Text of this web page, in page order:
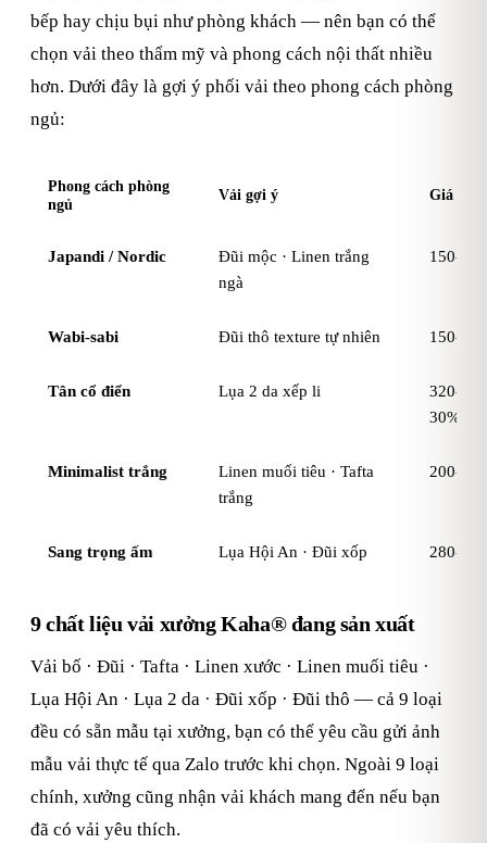
bếp hay chịu bụi như phòng khách — nên bạn có thể
chọn vải theo thẩm mỹ và phong cách nội thất nhiều
hơn. Dưới đây là gợi ý phối vải theo phong cách phòng
ngủ:
Phong cách phòng
ngủ
Vải gợi ý Giá
Japandi / Nordic
Đũi mộc · Linen trắng
ngà
150-
Wabi-sabi Đũi thô texture tự nhiên 150-
Tân cổ điển Lụa 2 da xếp li
320-
30%)
Minimalist trắng
Linen muối tiêu · Tafta
trắng
200-
Sang trọng ấm Lụa Hội An · Đũi xốp 280-
9 chất liệu vải xưởng Kaha® đang sản xuất
Vải bố · Đũi · Tafta · Linen xước · Linen muối tiêu ·
Lụa Hội An · Lụa 2 da · Đũi xốp · Đũi thô — cả 9 loại
đều có sẵn mẫu tại xưởng, bạn có thể yêu cầu gửi ảnh
mẫu vải thực tế qua Zalo trước khi chọn. Ngoài 9 loại
chính, xưởng cũng nhận vải khách mang đến nếu bạn
đã có vải yêu thích.